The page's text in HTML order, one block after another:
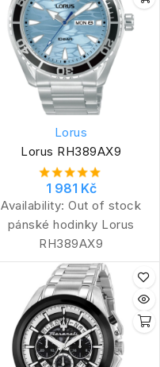
Lorus
Lorus RH389AX9
1 981 Kč
Availability: Out of stock
pánské hodinky Lorus
RH389AX9